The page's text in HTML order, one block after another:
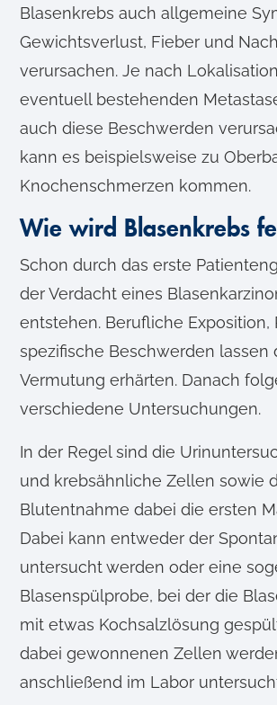
Blasenkrebs auch allgemeine
Gewichtsverlust, Fieber und
verursachen. Je nach
eventuell bestehenden
auch diese Beschwerden
kann es beispielsweise zu
Knochenschmerzen kommen.
Wie wird Blasenkrebs
Schon durch das erste
der Verdacht eines
entstehen. Berufliche Exposition,
spezifische Beschwerden lassen
Vermutung erhärten. Danach
verschiedene Untersuchungen.
In der Regel sind die
und krebsähnliche Zellen sowie
Blutentnahme dabei die ersten
Dabei kann entweder der
untersucht werden oder eine
Blasenspülprobe, bei der die
mit etwas Kochsalzlösung
dabei gewonnenen Zellen
anschließend im Labor